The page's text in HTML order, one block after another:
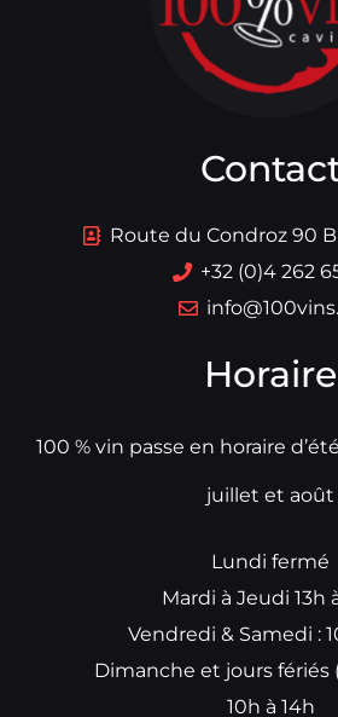
Route du Condroz 90
+32 (0)4 262
Horaire
100 % vin passe en horaire
juillet et août
Lundi fermé
Mardi à Jeudi 13h
Vendredi & Samedi :
Dimanche et jours fériés
10h à 14h